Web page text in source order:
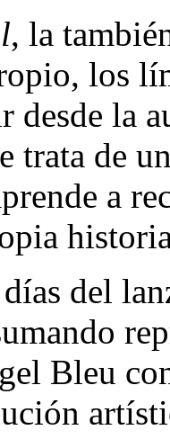
, la
los
desde la
trata de
a
del
Bleu